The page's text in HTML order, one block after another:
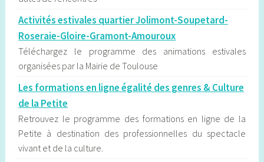
Activités estivales quartier Jolimont-Soupetard-
Roseraie-Gloire-Gramont-Amouroux
Téléchargez le programme des animations estivales
organisées par la Mairie de Toulouse
Les formations en ligne égalité des genres & Culture
de la Petite
Retrouvez le programme des formations en ligne de la
Petite à destination des professionnelles du spectacle
vivant et de la culture.